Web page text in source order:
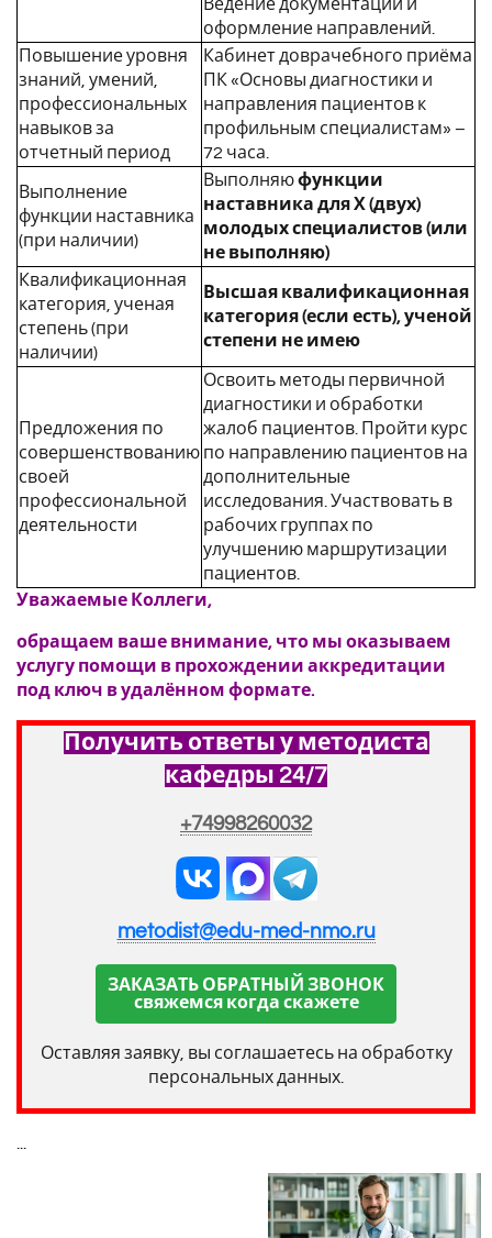
Ведение документации и
оформление направлений.
Повышение уровня
знаний, умений,
профессиональных
навыков за
отчетный период
Кабинет доврачебного приёма
ПК «Основы диагностики и
направления пациентов к
профильным специалистам» –
72 часа.
Выполнение
функции наставника
(при наличии)
Выполняюфункции
наставника для Х (двух)
молодых специалистов (или
не выполняю)
Квалификационная
категория, ученая
степень (при
наличии)
Высшая квалификационная
категория (если есть), ученой
степени не имею
Предложения по
совершенствованию
своей
профессиональной
деятельности
Освоить методы первичной
диагностики и обработки
жалоб пациентов. Пройти курс
по направлению пациентов на
дополнительные
исследования. Участвовать в
рабочих группах по
улучшению маршрутизации
пациентов.
Уважаемые Коллеги,
обращаем ваше внимание, что мы оказываем
услугу помощи в прохождении аккредитации
под ключ в удалённом формате.
Получить ответы у методиста
кафедры 24/7
+74998260032
metodist@edu-med-nmo.ru
ЗАКАЗАТЬ ОБРАТНЫЙ ЗВОНОК
свяжемся когда скажете
Оставляя заявку, вы соглашаетесь на обработку
персональных данных.